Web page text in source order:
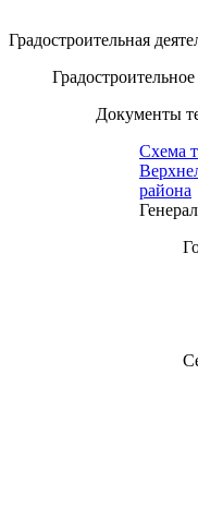
Градостроительная
Документы
Схема
района